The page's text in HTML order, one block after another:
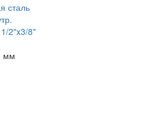
сталь
1/2"x3/8"
мм